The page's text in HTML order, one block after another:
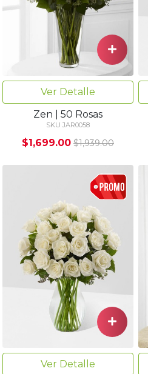
Ver Detalle
Zen | 50 Rosas
SKU JAR0058
$1,699.00 $1,939.00
Ver Detalle